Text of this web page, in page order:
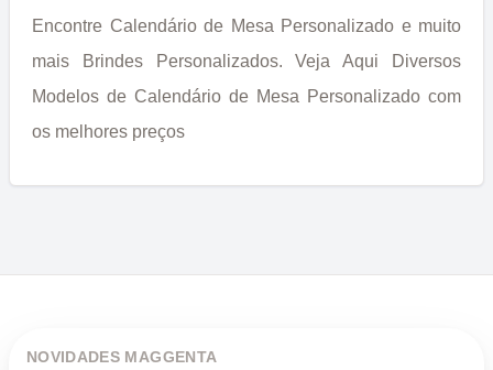
Encontre Calendário de Mesa Personalizado e muito
mais Brindes Personalizados. Veja Aqui Diversos
Modelos de Calendário de Mesa Personalizado com
os melhores preços
NOVIDADES MAGGENTA